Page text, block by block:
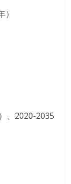
、2020-2035